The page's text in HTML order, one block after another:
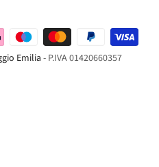
Emilia- P.IVA 01420660357